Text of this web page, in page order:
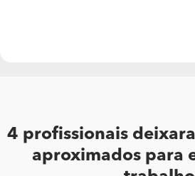
4 profissionais
aproximados para